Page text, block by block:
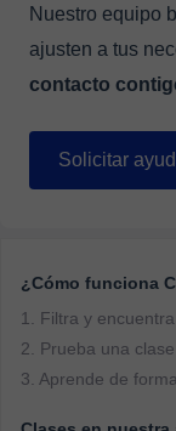
Nuestro equipo
ajusten a tus
contacto
Solicitar
¿Cómo funciona
1. Filtra y
2. Prueba una
3. Aprende de